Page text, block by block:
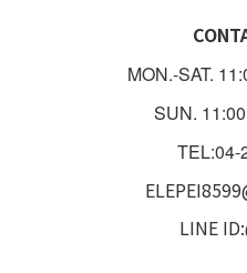
MON.-SAT.
SUN.
TEL:04-
LINE